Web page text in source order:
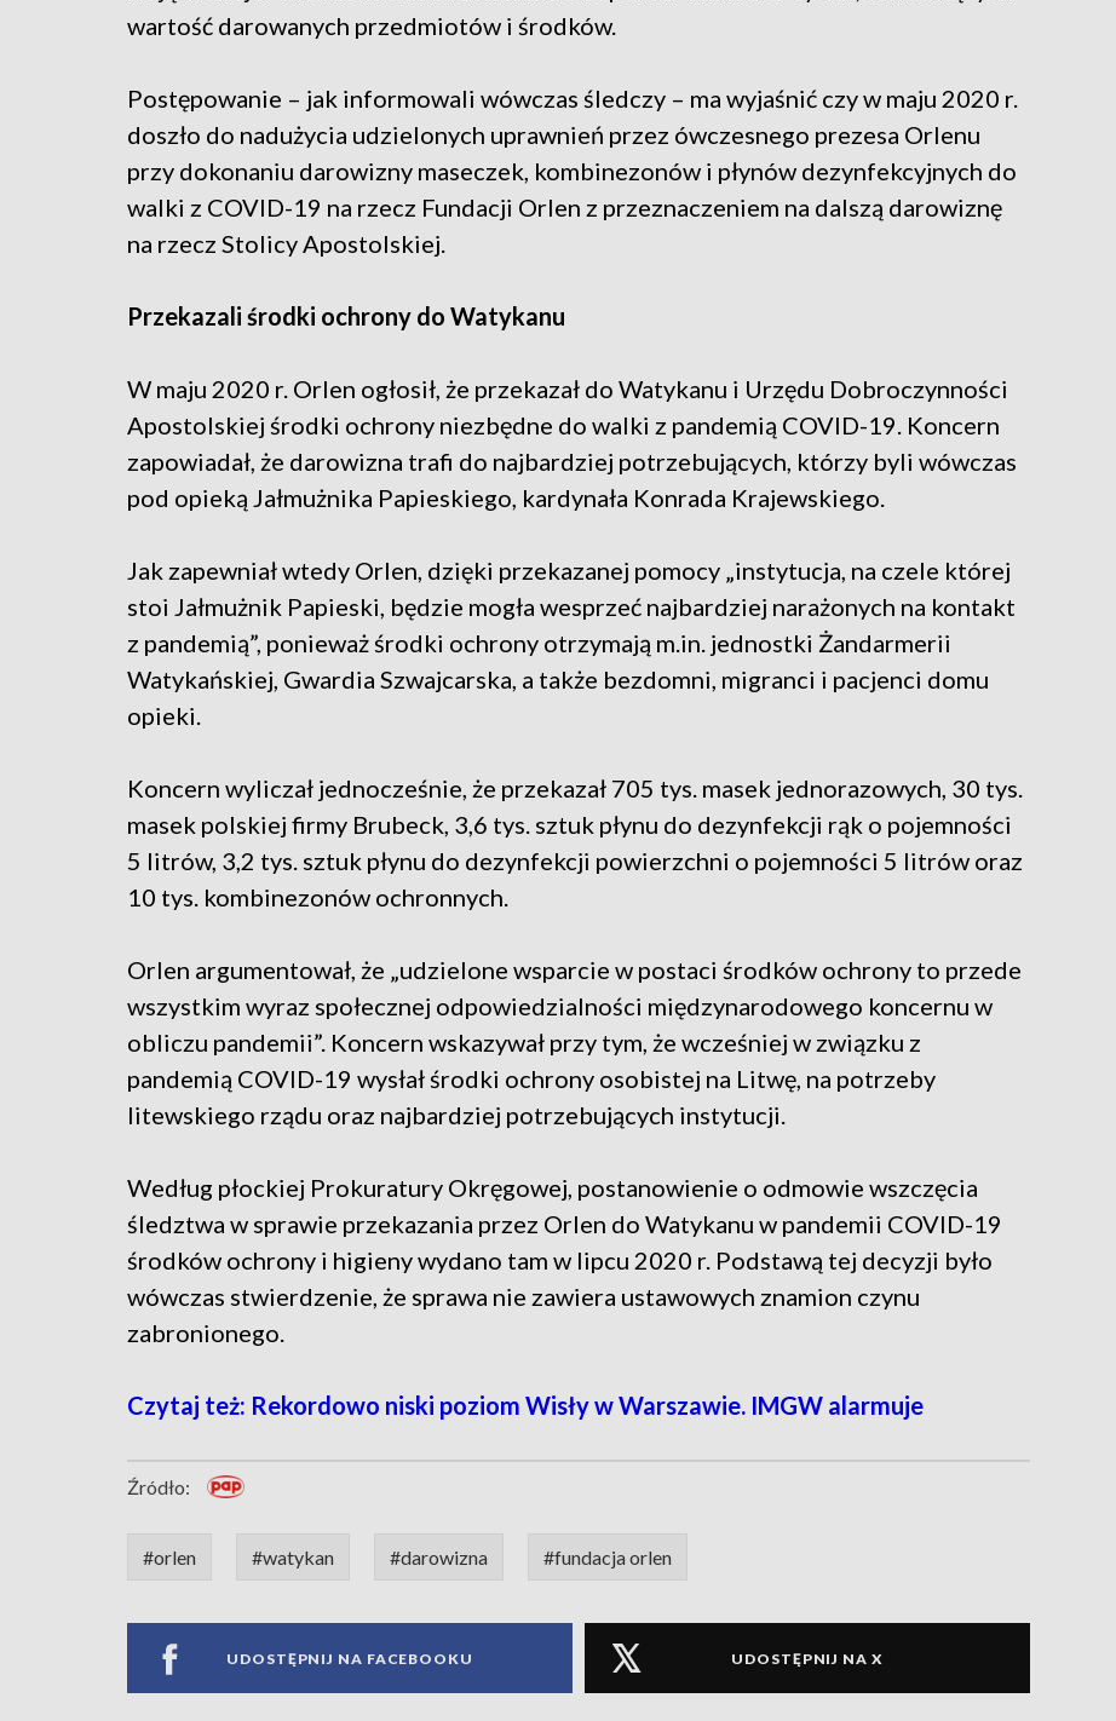
wartość darowanych przedmiotów i środków.
Postępowanie – jak informowali wówczas śledczy – ma wyjaśnić czy w maju 2020 r.
doszło do nadużycia udzielonych uprawnień przez ówczesnego prezesa Orlenu
przy dokonaniu darowizny maseczek, kombinezonów i płynów dezynfekcyjnych do
walki z COVID-19 na rzecz Fundacji Orlen z przeznaczeniem na dalszą darowiznę
na rzecz Stolicy Apostolskiej.
Przekazali środki ochrony do Watykanu
W maju 2020 r. Orlen ogłosił, że przekazał do Watykanu i Urzędu Dobroczynności
Apostolskiej środki ochrony niezbędne do walki z pandemią COVID-19. Koncern
zapowiadał, że darowizna trafi do najbardziej potrzebujących, którzy byli wówczas
pod opieką Jałmużnika Papieskiego, kardynała Konrada Krajewskiego.
Jak zapewniał wtedy Orlen, dzięki przekazanej pomocy „instytucja, na czele której
stoi Jałmużnik Papieski, będzie mogła wesprzeć najbardziej narażonych na kontakt
z pandemią”, ponieważ środki ochrony otrzymają m.in. jednostki Żandarmerii
Watykańskiej, Gwardia Szwajcarska, a także bezdomni, migranci i pacjenci domu
opieki.
Koncern wyliczał jednocześnie, że przekazał 705 tys. masek jednorazowych, 30 tys.
masek polskiej firmy Brubeck, 3,6 tys. sztuk płynu do dezynfekcji rąk o pojemności
5 litrów, 3,2 tys. sztuk płynu do dezynfekcji powierzchni o pojemności 5 litrów oraz
10 tys. kombinezonów ochronnych.
Orlen argumentował, że „udzielone wsparcie w postaci środków ochrony to przede
wszystkim wyraz społecznej odpowiedzialności międzynarodowego koncernu w
obliczu pandemii”. Koncern wskazywał przy tym, że wcześniej w związku z
pandemią COVID-19 wysłał środki ochrony osobistej na Litwę, na potrzeby
litewskiego rządu oraz najbardziej potrzebujących instytucji.
Według płockiej Prokuratury Okręgowej, postanowienie o odmowie wszczęcia
śledztwa w sprawie przekazania przez Orlen do Watykanu w pandemii COVID-19
środków ochrony i higieny wydano tam w lipcu 2020 r. Podstawą tej decyzji było
wówczas stwierdzenie, że sprawa nie zawiera ustawowych znamion czynu
zabronionego.
Czytaj też: Rekordowo niski poziom Wisły w Warszawie. IMGW alarmuje
Źródło:
#orlen #watykan #darowizna #fundacja orlen
UDOSTĘPNIJ NA FACEBOOKU UDOSTĘPNIJ NA X